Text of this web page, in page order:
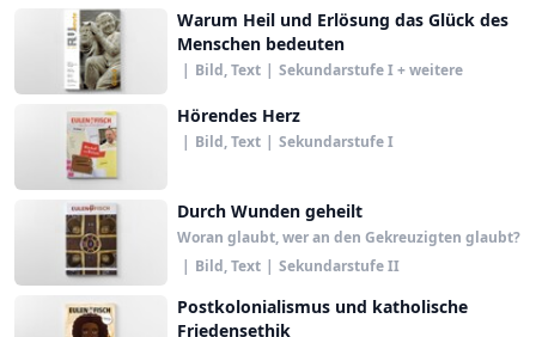
Warum Heil und Erlösung das Glück des
Menschen bedeuten
| Bild, Text | Sekundarstufe I + weitere
Hörendes Herz
| Bild, Text | Sekundarstufe I
Durch Wunden geheilt
Woran glaubt, wer an den Gekreuzigten glaubt?
| Bild, Text | Sekundarstufe II
Postkolonialismus und katholische
Friedensethik